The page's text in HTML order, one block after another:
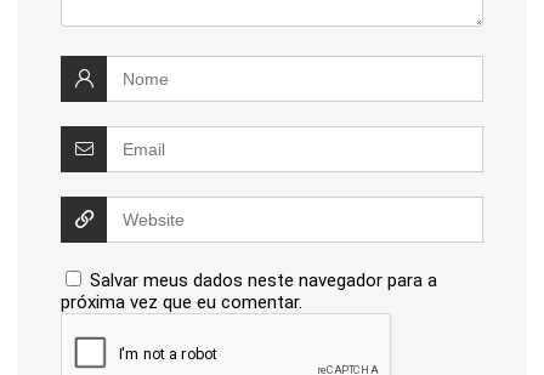
Salvar meus dados neste navegador para a
próxima vez que eu comentar.